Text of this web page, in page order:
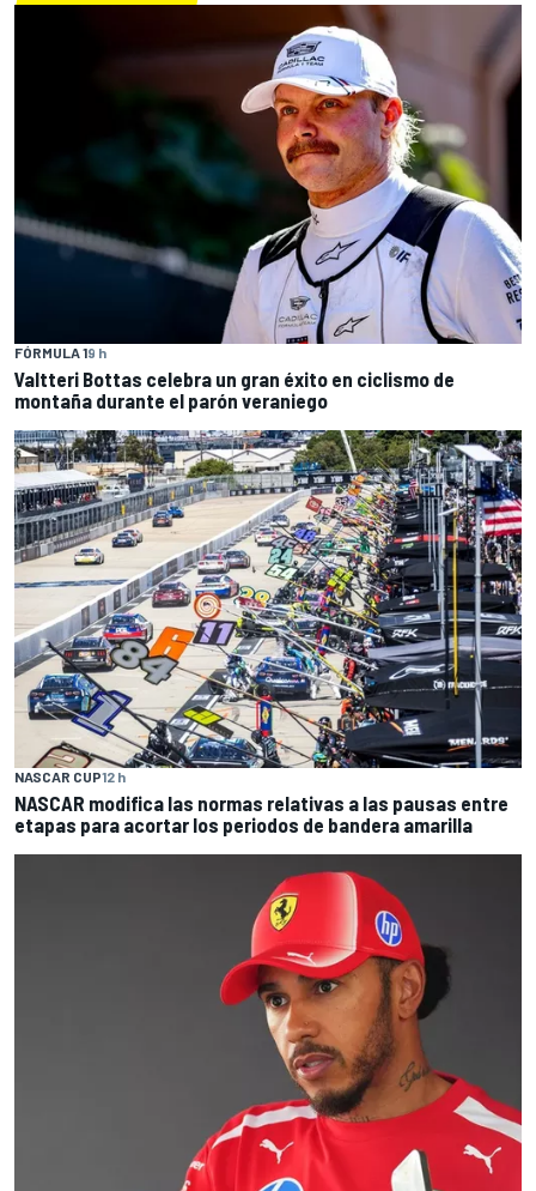
FÓRMULA 19 h
Valtteri Bottas celebra un gran éxito en ciclismo de
montaña durante el parón veraniego
NASCAR CUP12 h
NASCAR modifica las normas relativas a las pausas entre
etapas para acortar los periodos de bandera amarilla